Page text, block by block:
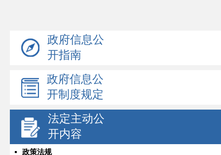
政府信息公
开指南
政府信息公
开制度规定
法定主动公
开内容
政策法规